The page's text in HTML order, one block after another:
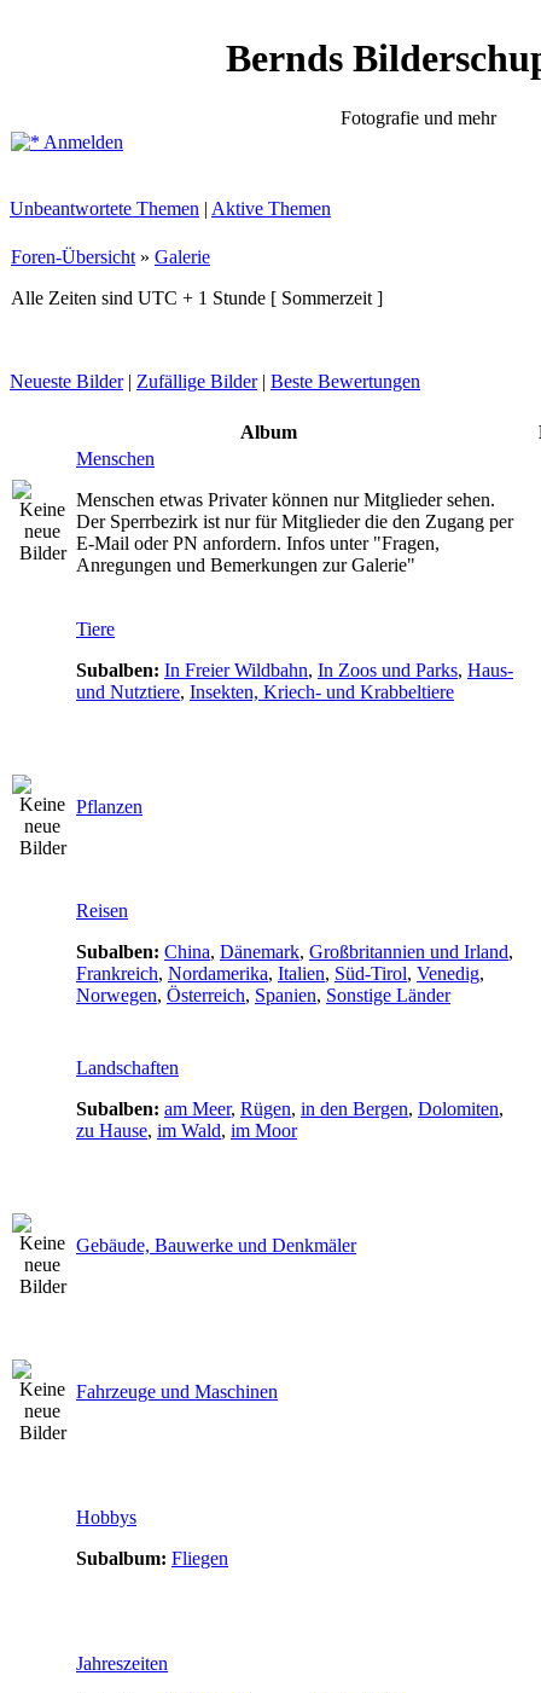
Bernds
Fotografie und mehr
Anmelden
Unbeantwortete Themen | Aktive Themen
Foren-Übersicht » Galerie
Alle Zeiten sind UTC + 1 Stunde [ Sommerzeit ]
Neueste Bilder| Zufällige Bilder| Beste Bewertungen
Album
Menschen
Menschen etwas Privater können nur Mitglieder sehen.
Der Sperrbezirk ist nur für Mitglieder die den Zugang per
E-Mail oder PN anfordern. Infos unter "Fragen,
Anregungen und Bemerkungen zur Galerie"
Tiere
Subalben: In Freier Wildbahn, In Zoos und Parks, Haus-
und Nutztiere, Insekten, Kriech- und Krabbeltiere
Pflanzen
Reisen
Subalben: China, Dänemark, Großbritannien und Irland,
Frankreich, Nordamerika, Italien, Süd-Tirol, Venedig,
Norwegen, Österreich, Spanien, Sonstige Länder
Landschaften
Subalben: am Meer, Rügen, in den Bergen, Dolomiten,
zu Hause, im Wald, im Moor
Gebäude, Bauwerke und Denkmäler
Fahrzeuge und Maschinen
Hobbys
Subalbum: Fliegen
Jahreszeiten